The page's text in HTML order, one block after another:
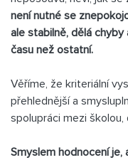
není nutné se
ale stabilně, dělá
času než ostatní.
Věříme, že kriteriální
přehlednější a
spolupráci mezi
Smyslem hodnocení